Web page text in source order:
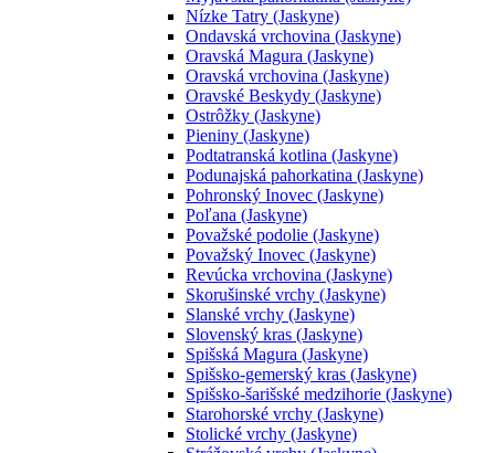
Nízke Tatry (Jaskyne)
Ondavská vrchovina (Jaskyne)
Oravská Magura (Jaskyne)
Oravská vrchovina (Jaskyne)
Oravské Beskydy (Jaskyne)
Ostrôžky (Jaskyne)
Pieniny (Jaskyne)
Podtatranská kotlina (Jaskyne)
Podunajská pahorkatina (Jaskyne)
Pohronský Inovec (Jaskyne)
Poľana (Jaskyne)
Považské podolie (Jaskyne)
Považský Inovec (Jaskyne)
Revúcka vrchovina (Jaskyne)
Skorušinské vrchy (Jaskyne)
Slanské vrchy (Jaskyne)
Slovenský kras (Jaskyne)
Spišská Magura (Jaskyne)
Spišsko-gemerský kras (Jaskyne)
Spišsko-šarišské medzihorie (Jaskyne)
Starohorské vrchy (Jaskyne)
Stolické vrchy (Jaskyne)